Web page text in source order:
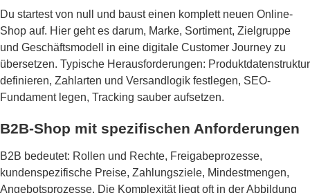
Du startest von null und baust einen komplett neuen Online-
Shop auf. Hier geht es darum, Marke, Sortiment, Zielgruppe
und Geschäftsmodell in eine digitale Customer Journey zu
übersetzen. Typische Herausforderungen: Produktdatenstruktur
definieren, Zahlarten und Versandlogik festlegen, SEO-
Fundament legen, Tracking sauber aufsetzen.
B2B-Shop mit spezifischen Anforderungen
B2B bedeutet: Rollen und Rechte, Freigabeprozesse,
kundenspezifische Preise, Zahlungsziele, Mindestmengen,
Angebotsprozesse. Die Komplexität liegt oft in der Abbildung